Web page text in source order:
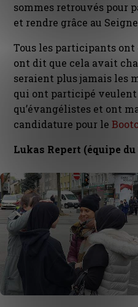
sommes retrouvés pour
et rendre grâce au
Tous les participants
ont dit que cela avait
seraient plus jamais les
qui ont participé
qu’évangélistes et ont
candidature pour le
Lukas Repert (équipe